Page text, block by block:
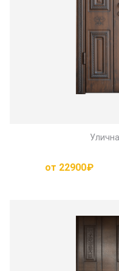
от 22900₽